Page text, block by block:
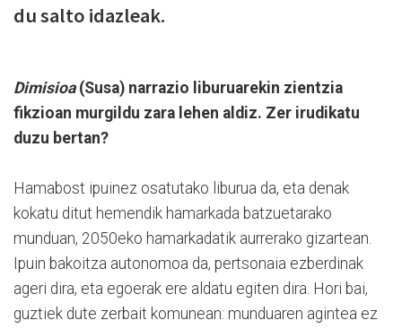
du salto idazleak.
Dimisioa(Susa) narrazio liburuarekin zientzia
fikzioan murgildu zara lehen aldiz. Zer irudikatu
duzu bertan?
Hamabost ipuinez osatutako liburua da, eta denak
kokatu ditut hemendik hamarkada batzuetarako
munduan, 2050eko hamarkadatik aurrerako gizartean.
Ipuin bakoitza autonomoa da, pertsonaia ezberdinak
ageri dira, eta egoerak ere aldatu egiten dira. Hori bai,
guztiek dute zerbait komunean: munduaren agintea ez